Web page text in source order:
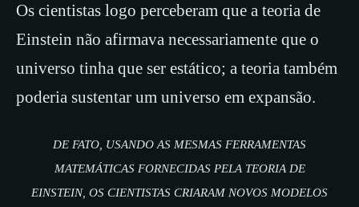
Os cientistas logo perceberam que a teoria de
Einstein não afirmava necessariamente que o
universo tinha que ser estático; a teoria também
poderia sustentar um universo em expansão.
DE FATO, USANDO AS MESMAS FERRAMENTAS
MATEMÁTICAS FORNECIDAS PELA TEORIA DE
EINSTEIN, OS CIENTISTAS CRIARAM NOVOS MODELOS